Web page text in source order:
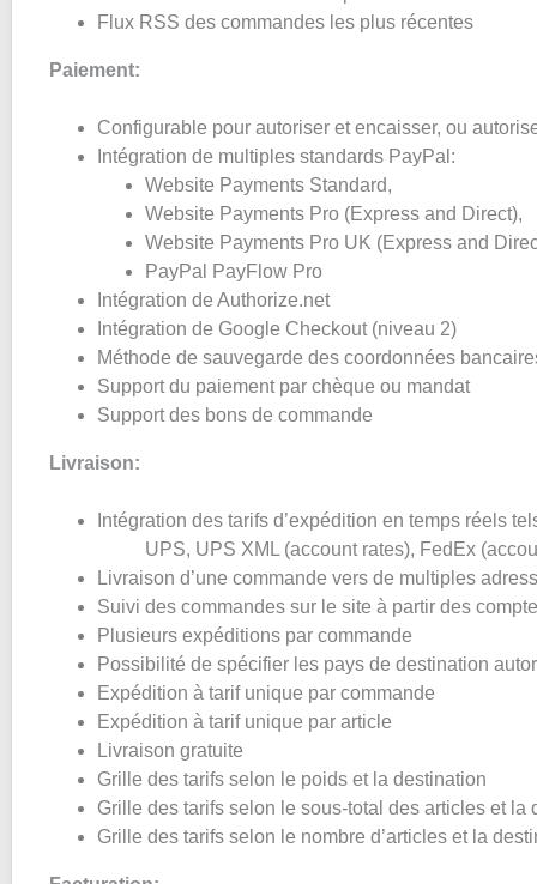
Flux RSS des commandes les plus récentes
Paiement:
Configurable pour autoriser et encaisser, ou
Intégration de multiples standards PayPal:
Website Payments Standard,
Website Payments Pro (Express and Direct),
Website Payments Pro UK (Express and
PayPal PayFlow Pro
Intégration de Authorize.net
Intégration de Google Checkout (niveau 2)
Méthode de sauvegarde des coordonnées
Support du paiement par chèque ou mandat
Support des bons de commande
Livraison:
Intégration des tarifs d’expédition en temps réels
UPS, UPS XML (account rates), FedEx
Livraison d’une commande vers de multiples
Suivi des commandes sur le site à partir des
Plusieurs expéditions par commande
Possibilité de spécifier les pays de destination
Expédition à tarif unique par commande
Expédition à tarif unique par article
Livraison gratuite
Grille des tarifs selon le poids et la destination
Grille des tarifs selon le sous-total des articles et la
Grille des tarifs selon le nombre d’articles et la